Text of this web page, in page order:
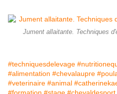
Jument allaitante. Techniques
#techniquesdelevage
#alimentation #chevalaupre
#veterinaire #animal